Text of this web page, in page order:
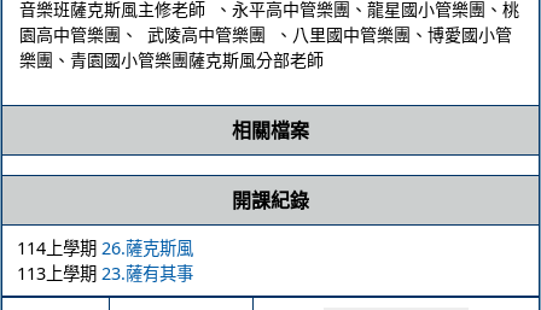
音樂班薩克斯風主修老師 、永平高中管樂團、龍星國小管樂團、桃
園高中管樂團、 武陵高中管樂團 、八里國中管樂團、博愛國小管
樂團、青園國小管樂團薩克斯風分部老師
相關檔案
開課紀錄
114上學期 26.薩克斯風
113上學期 23.薩有其事